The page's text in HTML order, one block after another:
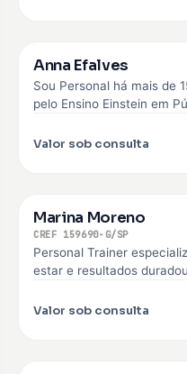
Anna Efalves
Sou Personal há mais de
pelo Ensino Einstein em
Valor sob consulta
Marina Moreno
CREF 159690-G/SP
Personal Trainer
estar e resultados
de…
Valor sob consulta